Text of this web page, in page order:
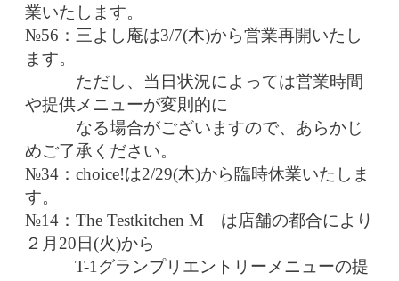
業いたします。
№56：三よし庵は3/7(木)から営業再開いたし
ます。
ただし、当日状況によっては営業時間
や提供メニューが変則的に
なる場合がございますので、あらかじ
めご了承ください。
№34：choice!は2/29(木)から臨時休業いたしま
す。
№14： The Testkitchen M は店舗の都合により
２月20日(火)から
T-1グランプリエントリーメニューの提